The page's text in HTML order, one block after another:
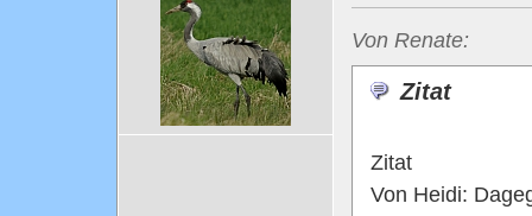
Von Renate:
Zitat
Zitat
Von Heidi: